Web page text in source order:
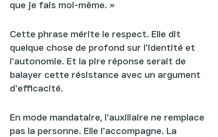
que je fais moi-même. »
Cette phrase mérite le respect. Elle dit
quelque chose de profond sur l’identité et
l’autonomie. Et la pire réponse serait de
balayer cette résistance avec un argument
d’efficacité.
En mode mandataire, l’auxiliaire ne remplace
pas la personne. Elle l’accompagne. La